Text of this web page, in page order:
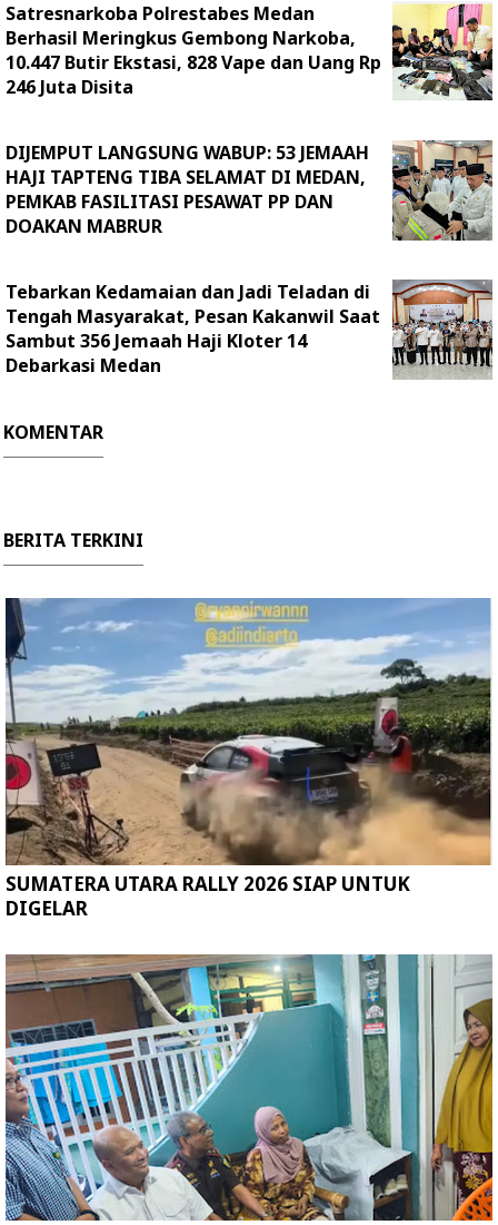
Satresnarkoba Polrestabes Medan
Berhasil Meringkus Gembong Narkoba,
10.447 Butir Ekstasi, 828 Vape dan Uang Rp
246 Juta Disita
DIJEMPUT LANGSUNG WABUP: 53 JEMAAH
HAJI TAPTENG TIBA SELAMAT DI MEDAN,
PEMKAB FASILITASI PESAWAT PP DAN
DOAKAN MABRUR
Tebarkan Kedamaian dan Jadi Teladan di
Tengah Masyarakat, Pesan Kakanwil Saat
Sambut 356 Jemaah Haji Kloter 14
Debarkasi Medan
KOMENTAR
BERITA TERKINI
SUMATERA UTARA RALLY 2026 SIAP UNTUK
DIGELAR